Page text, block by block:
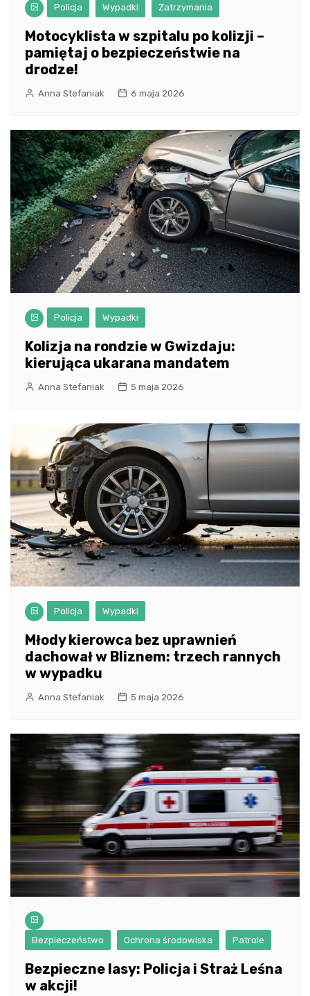
Policja Wypadki Zatrzymania
Motocyklista w szpitalu po kolizji –
pamiętaj o bezpieczeństwie na
drodze!
Anna Stefaniak 6 maja 2026
Policja Wypadki
Kolizja na rondzie w Gwizdaju:
kierująca ukarana mandatem
Anna Stefaniak 5 maja 2026
Policja Wypadki
Młody kierowca bez uprawnień
dachował w Bliznem: trzech rannych
w wypadku
Anna Stefaniak 5 maja 2026
Bezpieczeństwo Ochrona środowiska Patrole
Bezpieczne lasy: Policja i Straż Leśna
w akcji!